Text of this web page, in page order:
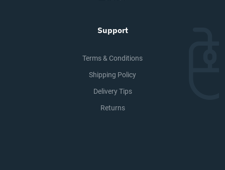
Support
Terms & Conditions
Shipping Policy
Delivery Tips
Returns